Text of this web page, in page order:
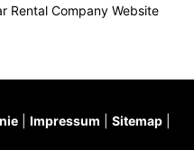
Rental Company Website
Impressum
Sitemap